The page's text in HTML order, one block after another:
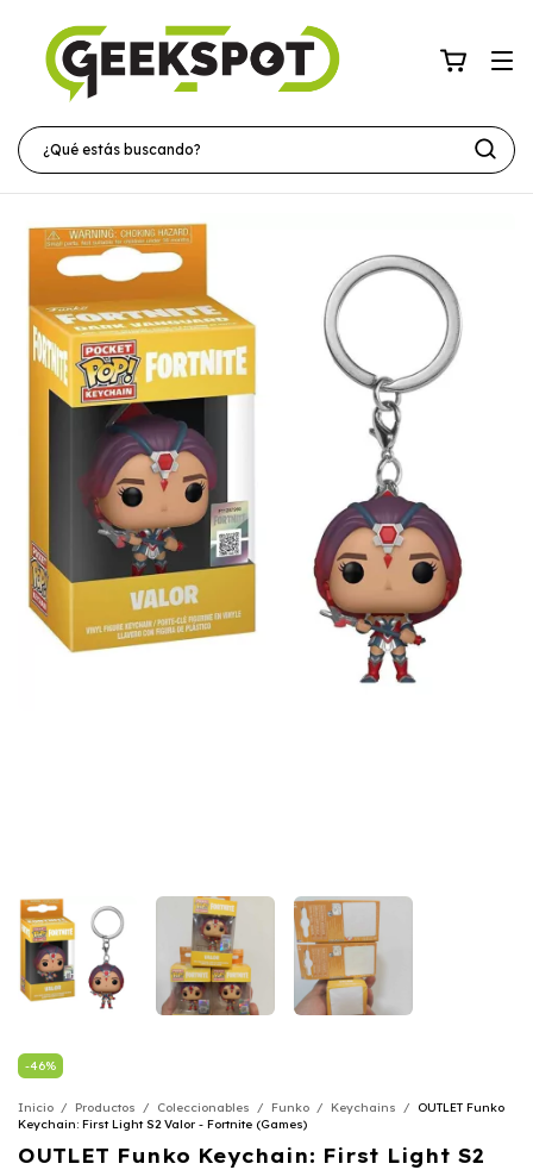
-46%
Inicio / Productos / Coleccionables / Funko / Keychains /
OUTLET Funko
Keychain: First Light S2 Valor - Fortnite (Games)
OUTLET Funko Keychain: First Light S2